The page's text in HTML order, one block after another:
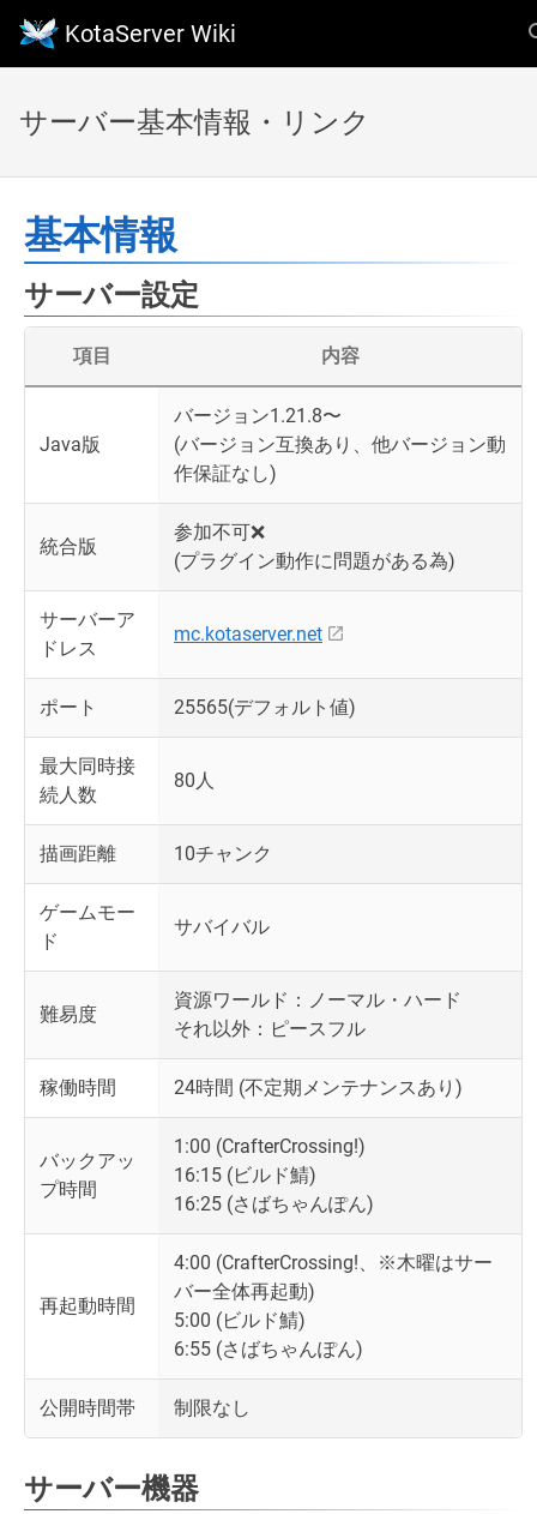
KotaServer Wiki
サーバー基本情報・リンク
基本情報
サーバー設定
項目 内容
Java版
バージョン1.21.8〜
(バージョン互換あり、他バージョン動
作保証なし)
統合版
参加不可❌
(プラグイン動作に問題がある為)
サーバーア
ドレス
mc.kotaserver.net
ポート 25565(デフォルト値)
最大同時接
続人数
80人
描画距離 10チャンク
ゲームモー
ド
サバイバル
難易度
資源ワールド：ノーマル・ハード
それ以外：ピースフル
稼働時間 24時間 (不定期メンテナンスあり)
バックアッ
プ時間
1:00 (CrafterCrossing!)
16:15 (ビルド鯖)
16:25 (さばちゃんぽん)
再起動時間
4:00 (CrafterCrossing!、※木曜はサー
バー全体再起動)
5:00 (ビルド鯖)
6:55 (さばちゃんぽん)
公開時間帯 制限なし
サーバー機器